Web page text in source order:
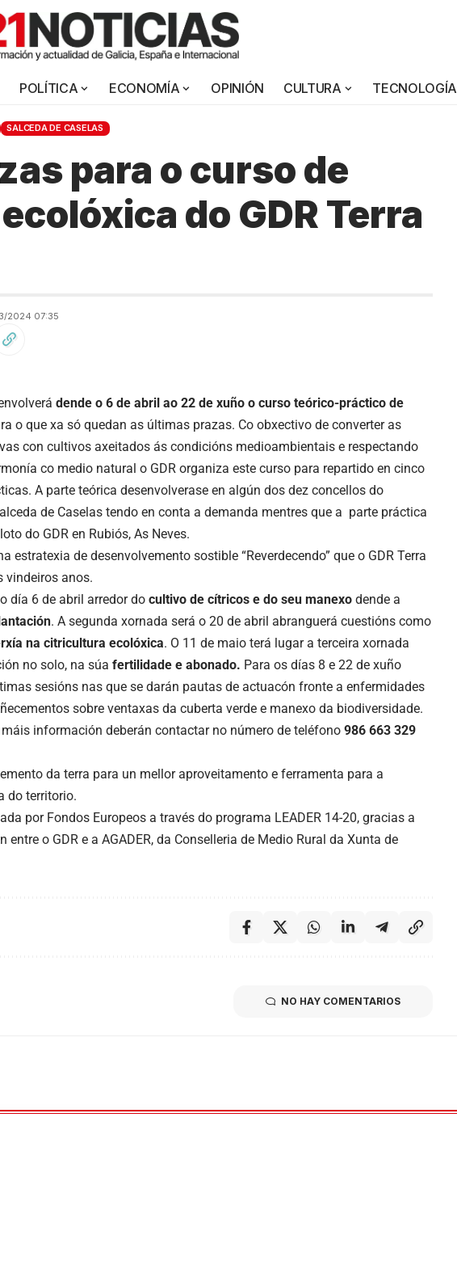
POLÍTICA ECONOMÍA OPINIÓN CULTURA TECNOLOGÍA
SALCEDA DE CASELAS
para o curso de
do GDR Terra
2024 07:35
dende o 6 de abril ao 22 de xuño o curso teórico-práctico de
o que xa só quedan as últimas prazas. Co obxectivo de converter as
con cultivos axeitados ás condicións medioambientais e respectando
co medio natural o GDR organiza este curso para repartido en cinco
A parte teórica desenvolverase en algún dos dez concellos do
de Caselas tendo en conta a demanda mentres que a parte práctica
do GDR en Rubiós, As Neves.
estratexia de desenvolvemento sostible “Reverdecendo” que o GDR Terra
vindeiros anos.
día 6 de abril arredor do cultivo de cítricos e do seu manexo dende a
. A segunda xornada será o 20 de abril abranguerá cuestións como
na citricultura ecolóxica. O 11 de maio terá lugar a terceira xornada
no solo, na súa fertilidade e abonado. Para os días 8 e 22 de xuño
sesións nas que se darán pautas de actuacón fronte a enfermidades
sobre ventaxas da cuberta verde e manexo da biodiversidade.
información deberán contactar no número de teléfono 986 663 329
da terra para un mellor aproveitamento e ferramenta para a
do territorio.
por Fondos Europeos a través do programa LEADER 14-20, gracias a
entre o GDR e a AGADER, da Conselleria de Medio Rural da Xunta de
NO HAY COMENTARIOS